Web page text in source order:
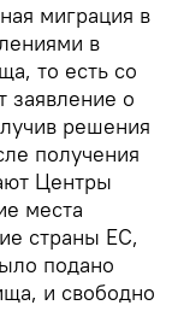
миграция в
в
то есть со
заявление о
решения
получения
Центры
места
страны ЕС,
подано
и свободно